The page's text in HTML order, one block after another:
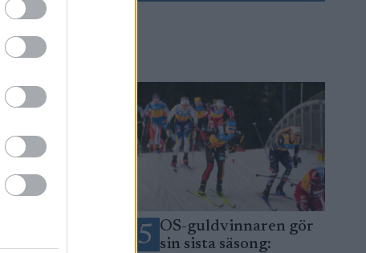
5 OS-guldvinnaren gör
sin sista säsong: